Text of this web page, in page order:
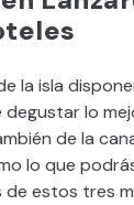
la isla
lo
de la
lo que
estos tres